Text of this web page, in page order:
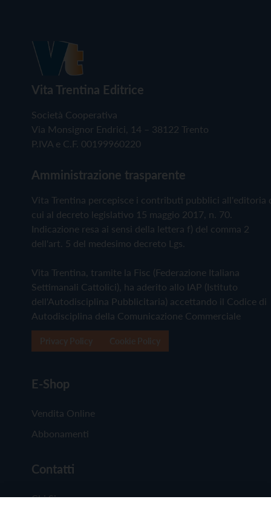
Vita Trentina Editrice
Società Cooperativa
Via Monsignor Endrici, 14 – 38122 Trento
P.IVA e C.F. 00199960220
Amministrazione trasparente
Vita Trentina percepisce i contributi pubblici all'editoria
cui al decreto legislativo 15 maggio 2017, n. 70.
Indicazione resa ai sensi della lettera f) del comma 2
dell'art. 5 del medesimo decreto Lgs.
Vita Trentina, tramite la Fisc (Federazione Italiana
Settimanali Cattolici), ha aderito allo IAP (Istituto
dell'Autodisciplina Pubblicitaria) accettando il Codice di
Autodisciplina della Comunicazione Commerciale
E-Shop
Vendita Online
Abbonamenti
Contatti
Chi Siamo